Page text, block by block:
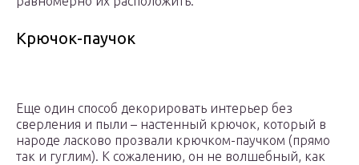
Крючок-паучок
Еще один способ декорировать интерьер без
сверления и пыли – настенный крючок, который в
народе ласково прозвали крючком-паучком (прямо
так и гуглим). К сожалению, он не волшебный, как